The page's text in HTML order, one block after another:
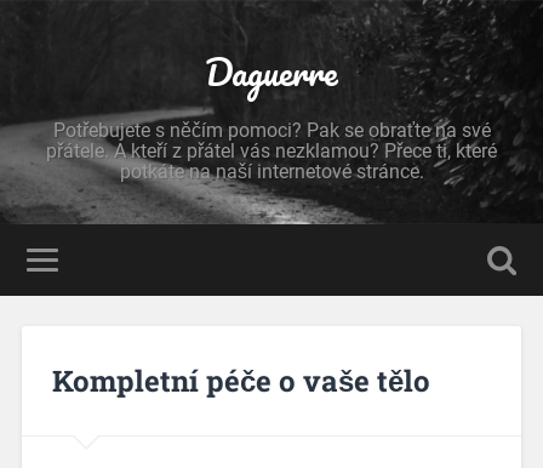
Daguerre
Potřebujete s něčím pomoci? Pak se obraťte na své
přátele. A kteří z přátel vás nezklamou? Přece ti, které
potkáte na naší internetové stránce.
Kompletní péče o vaše tělo